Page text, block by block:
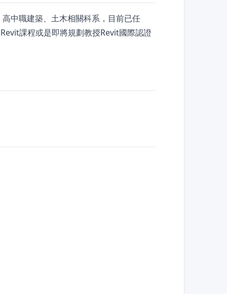
高中職建築、土木相關科系，目前已任
課程或是即將規劃教授Revit國際認證